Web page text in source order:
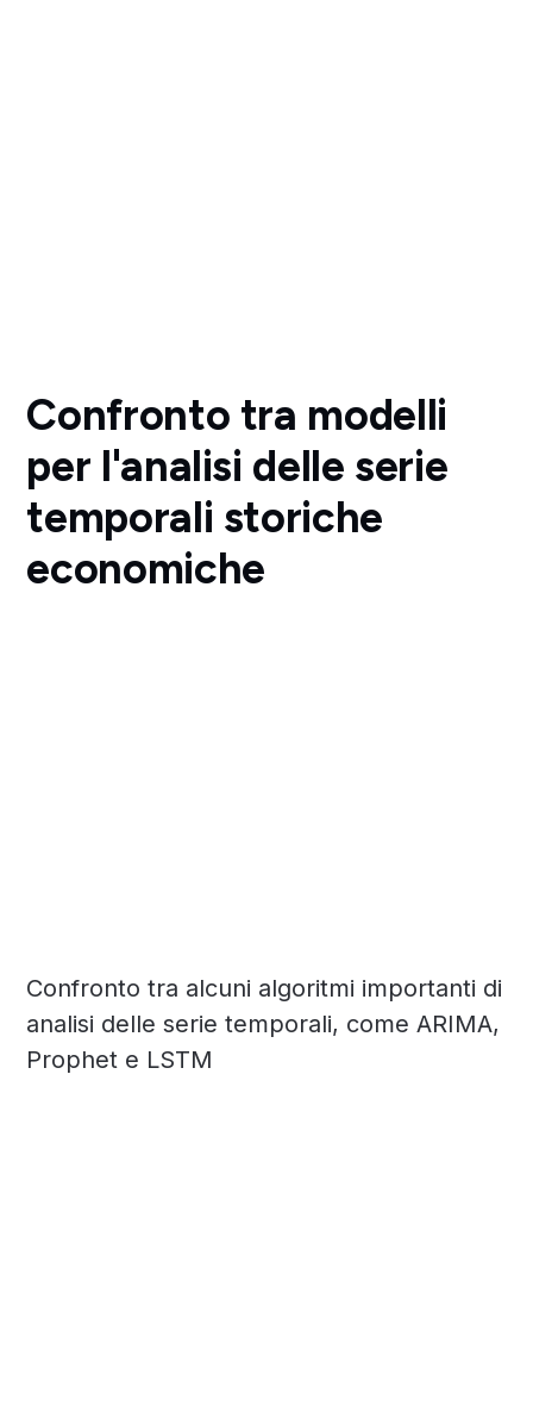
Confronto tra modelli
per l'analisi delle serie
temporali storiche
economiche
Confronto tra alcuni algoritmi importanti di
analisi delle serie temporali, come ARIMA,
Prophet e LSTM